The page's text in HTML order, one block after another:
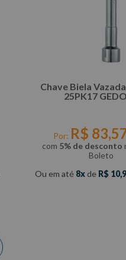
Chave Biela
25PK17
Por: R$ 83,
com 5% de desconto
Boleto
Ou em até 8 de R$ 10,